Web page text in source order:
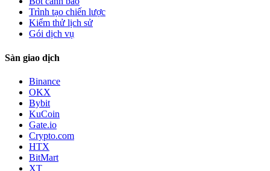
Trình tạo chiến lược
Kiểm thử lịch sử
Gói dịch vụ
Sàn giao dịch
Binance
OKX
Bybit
KuCoin
Gate.io
Crypto.com
HTX
BitMart
XT